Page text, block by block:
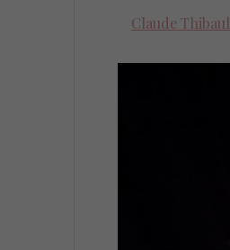
Claude